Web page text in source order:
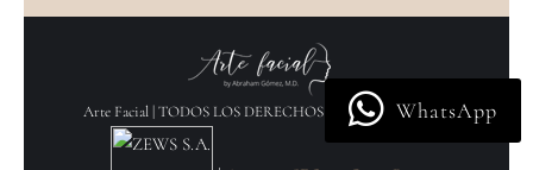
Arte Facial | TODOS LOS DERECHOS RESERVADOS 2026
WhatsApp